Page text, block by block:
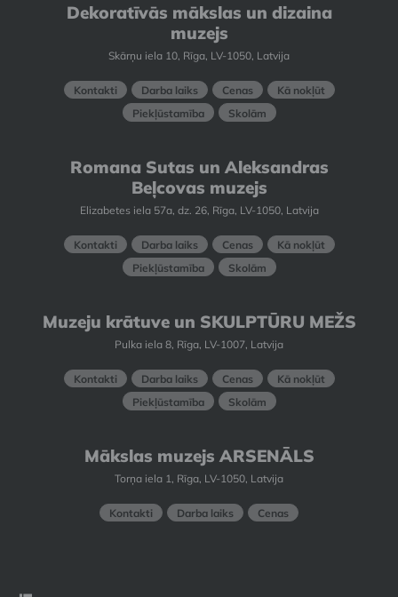
Dekoratīvās mākslas un dizaina
muzejs
Skārņu iela 10, Rīga, LV-1050, Latvija
Kontakti Darba laiks Cenas
Kā nokļūt
Piekļūstamība
Skolām
Romana Sutas un Aleksandras
Beļcovas muzejs
Elizabetes iela 57a, dz. 26, Rīga, LV-1050, Latvija
Kontakti Darba laiks Cenas
Kā nokļūt
Piekļūstamība
Skolām
Muzeju krātuve un SKULPTŪRU MEŽS
Pulka iela 8, Rīga, LV-1007, Latvija
Kontakti Darba laiks Cenas
Kā nokļūt
Piekļūstamība
Skolām
Mākslas muzejs ARSENĀLS
Torņa iela 1, Rīga, LV-1050, Latvija
Kontakti Darba laiks Cenas